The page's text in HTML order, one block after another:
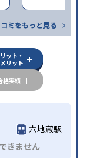
ミをもっと見る
ット・
リット
格実績
六地蔵駅
きません